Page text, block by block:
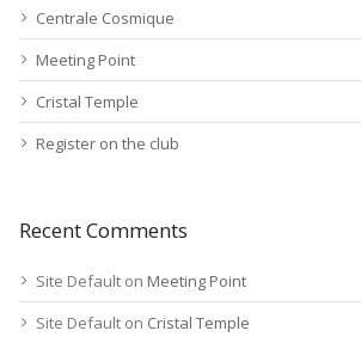
Centrale Cosmique
Meeting Point
Cristal Temple
Register on the club
Recent Comments
Site Default on Meeting Point
Site Default on Cristal Temple